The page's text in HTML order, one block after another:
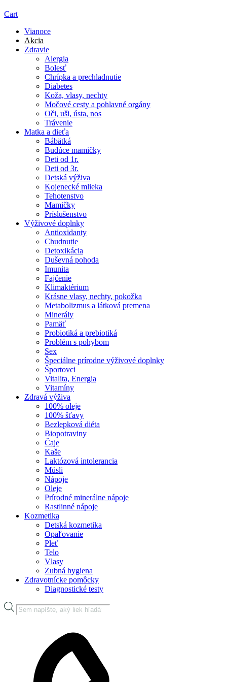
Cart
Vianoce
Akcia
Zdravie
Alergia
Bolesť
Chrípka a prechladnutie
Diabetes
Koža, vlasy, nechty
Močové cesty a pohlavné orgány
Oči, uši, ústa, nos
Trávenie
Matka a dieťa
Bábätká
Budúce mamičky
Deti od 1r.
Deti od 3r.
Detská výživa
Kojenecké mlieka
Tehotenstvo
Mamičky
Príslušenstvo
Výživové doplnky
Antioxidanty
Chudnutie
Detoxikácia
Duševná pohoda
Imunita
Fajčenie
Klimaktérium
Krásne vlasy, nechty, pokožka
Metabolizmus a látková premena
Minerály
Pamäť
Probiotiká a prebiotiká
Problém s pohybom
Sex
Špeciálne prírodne výživové doplnky
Športovci
Vitalita, Energia
Vitamíny
Zdravá výživa
100% oleje
100% šťavy
Bezlepková diéta
Biopotraviny
Čaje
Kaše
Laktózová intolerancia
Müsli
Nápoje
Oleje
Prírodné minerálne nápoje
Rastlinné nápoje
Kozmetika
Detská kozmetika
Opaľovanie
Pleť
Telo
Vlasy
Zubná hygiena
Zdravotnícke pomôcky
Diagnostické testy
Products
search